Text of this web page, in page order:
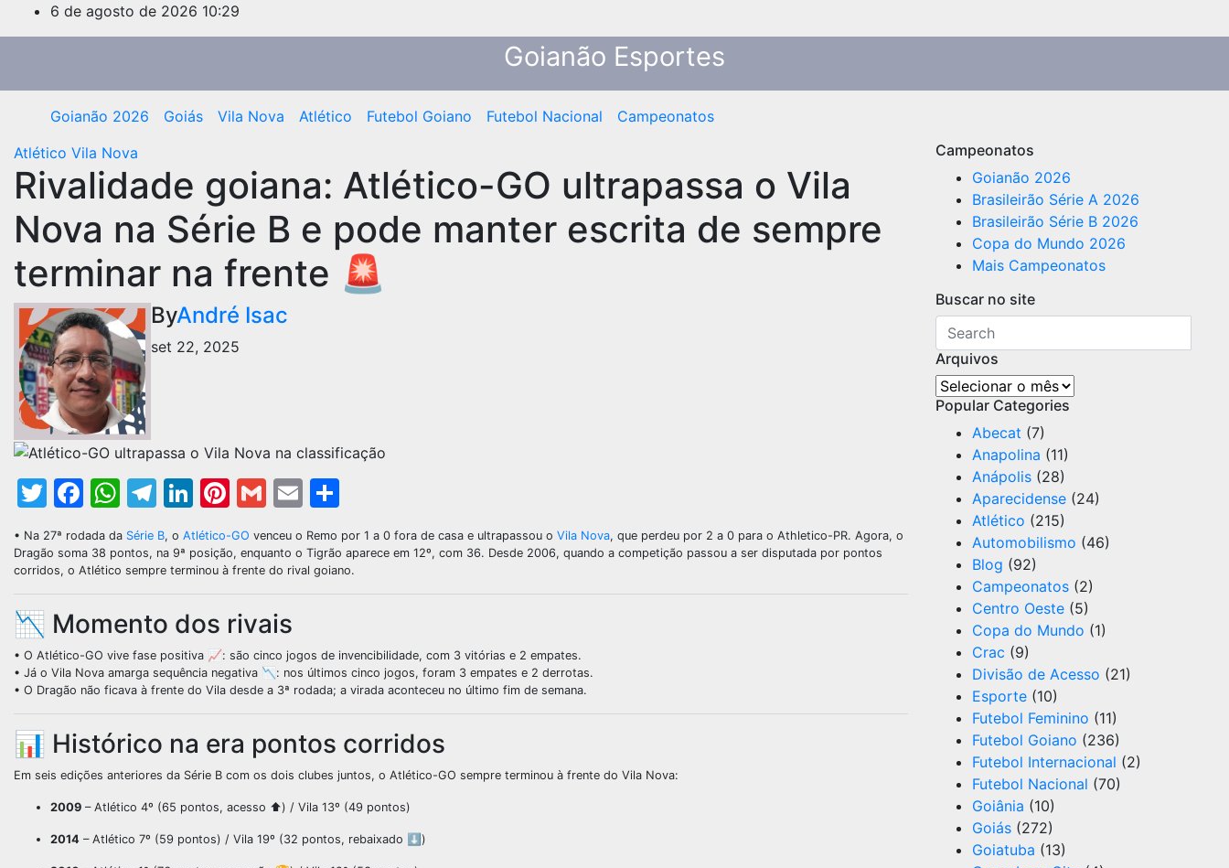
to
6 de agosto de 2026 10:29
Goianão Esportes
Goianão 2026 Goiás Vila Nova Atlético Futebol Goiano Futebol Nacional
Campeonatos
Atlético Vila Nova
Rivalidade goiana: Atlético-GO ultrapassa o Vila
Nova na Série B e pode manter escrita de sempre
terminar na frente 🚨
ByAndré Isac
set 22, 2025
Twitter
Facebook
WhatsApp
Telegram
LinkedIn
Pinterest
Gmail
Email
• Na 27ª rodada da Série B, o Atlético-GO venceu o Remo por 1 a 0 fora de casa e ultrapassou o Vila Nova, que perdeu por 2 a 0 para o Athletico-PR. Agora, o
Dragão soma 38 pontos, na 9ª posição, enquanto o Tigrão aparece em 12º, com 36. Desde 2006, quando a competição passou a ser disputada por pontos
corridos, o Atlético sempre terminou à frente do rival goiano.
📉 Momento dos rivais
• O Atlético-GO vive fase positiva 📈: são cinco jogos de invencibilidade, com 3 vitórias e 2 empates.
• Já o Vila Nova amarga sequência negativa 📉: nos últimos cinco jogos, foram 3 empates e 2 derrotas.
• O Dragão não ficava à frente do Vila desde a 3ª rodada; a virada aconteceu no último fim de semana.
📊 Histórico na era pontos corridos
Em seis edições anteriores da Série B com os dois clubes juntos, o Atlético-GO sempre terminou à frente do Vila Nova:
2009 – Atlético 4º (65 pontos, acesso ⬆️) / Vila 13º (49 pontos)
2014 – Atlético 7º (59 pontos) / Vila 19º (32 pontos, rebaixado ⬇️)
Campeonatos
Goianão 2026
Brasileirão Série A 2026
Brasileirão Série B 2026
Copa do Mundo 2026
Mais Campeonatos
Buscar no site
Arquivos
Arquivos
Popular Categories
Abecat (7)
Anapolina (11)
Anápolis (28)
Aparecidense (24)
Atlético (215)
Automobilismo (46)
Blog (92)
Campeonatos (2)
Centro Oeste (5)
Copa do Mundo (1)
Crac (9)
Divisão de Acesso (21)
Esporte (10)
Futebol Feminino (11)
Futebol Goiano (236)
Futebol Internacional (2)
Futebol Nacional (70)
Goiânia (10)
Goiás (272)
Goiatuba (13)